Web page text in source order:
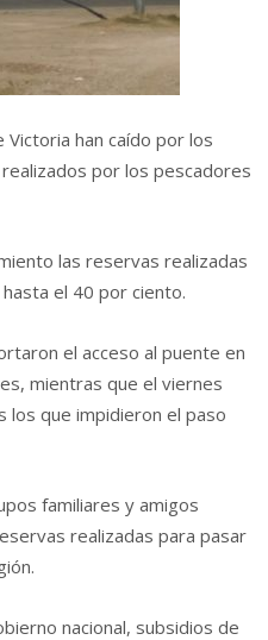
han caído por los
por los pescadores
las reservas realizadas
el 40 por ciento.
el acceso al puente en
mientras que el viernes
que impidieron el paso
familiares y amigos
realizadas para pasar
nacional, subsidios de